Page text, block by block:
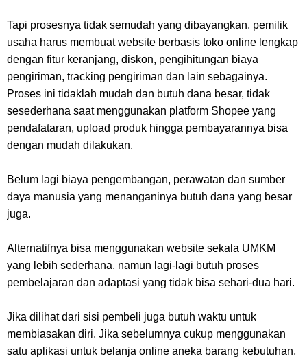
Tapi prosesnya tidak semudah yang dibayangkan, pemilik
usaha harus membuat website berbasis toko online lengkap
dengan fitur keranjang, diskon, pengihitungan biaya
pengiriman, tracking pengiriman dan lain sebagainya.
Proses ini tidaklah mudah dan butuh dana besar, tidak
sesederhana saat menggunakan platform Shopee yang
pendafataran, upload produk hingga pembayarannya bisa
dengan mudah dilakukan.
Belum lagi biaya pengembangan, perawatan dan sumber
daya manusia yang menanganinya butuh dana yang besar
juga.
Alternatifnya bisa menggunakan website sekala UMKM
yang lebih sederhana, namun lagi-lagi butuh proses
pembelajaran dan adaptasi yang tidak bisa sehari-dua hari.
Jika dilihat dari sisi pembeli juga butuh waktu untuk
membiasakan diri. Jika sebelumnya cukup menggunakan
satu aplikasi untuk belanja online aneka barang kebutuhan,